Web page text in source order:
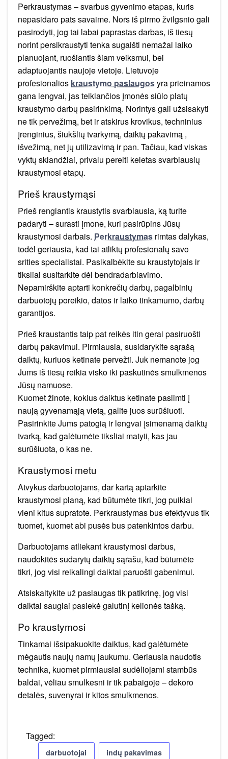
Perkraustymas – svarbus gyvenimo etapas, kuris
nepasidaro pats savaime. Nors iš pirmo žvilgsnio gali
pasirodyti, jog tai labai paprastas darbas, iš tiesų
norint persikraustyti tenka sugaišti nemažai laiko
planuojant, ruošiantis šiam veiksmui, bei
adaptuojantis naujoje vietoje. Lietuvoje
profesionalios kraustymo paslaugosyra prieinamos
gana lengvai, jas teikiančios įmonės siūlo platų
kraustymo darbų pasirinkimą. Norintys gali užsisakyti
ne tik pervežimą, bet ir atskirus krovikus, techninius
įrenginius, šiukšlių tvarkymą, daiktų pakavimą ,
išvežimą, net jų utilizavimą ir pan. Tačiau, kad viskas
vyktų sklandžiai, privalu pereiti keletas svarbiausių
kraustymosi etapų.
Prieš kraustymąsi
Prieš rengiantis kraustytis svarbiausia, ką turite
padaryti – surasti įmone, kuri pasirūpins Jūsų
kraustymosi darbais. Perkraustymas rimtas dalykas,
todėl geriausia, kad tai atliktų profesionalų savo
srities specialistai. Pasikalbėkite su kraustytojais ir
tiksliai susitarkite dėl bendradarbiavimo.
Nepamirškite aptarti konkrečių darbų, pagalbinių
darbuotojų poreikio, datos ir laiko tinkamumo, darbų
garantijos.
Prieš kraustantis taip pat reikės itin gerai pasiruošti
darbų pakavimui. Pirmiausia, susidarykite sąrašą
daiktų, kuriuos ketinate pervežti. Juk nemanote jog
Jums iš tiesų reikia visko iki paskutinės smulkmenos
Jūsų namuose.
Kuomet žinote, kokius daiktus ketinate pasiimti į
naują gyvenamąją vietą, galite juos surūšiuoti.
Pasirinkite Jums patogią ir lengvai įsimenamą daiktų
tvarką, kad galėtumėte tiksliai matyti, kas jau
surūšiuota, o kas ne.
Kraustymosi metu
Atvykus darbuotojams, dar kartą aptarkite
kraustymosi planą, kad būtumėte tikri, jog puikiai
vieni kitus supratote. Perkraustymas bus efektyvus tik
tuomet, kuomet abi pusės bus patenkintos darbu.
Darbuotojams atliekant kraustymosi darbus,
naudokitės sudarytų daiktų sąrašu, kad būtumėte
tikri, jog visi reikalingi daiktai paruošti gabenimui.
Atsiskaitykite už paslaugas tik patikrinę, jog visi
daiktai saugiai pasiekė galutinį kelionės tašką.
Po kraustymosi
Tinkamai išsipakuokite daiktus, kad galėtumėte
mėgautis naujų namų jaukumu. Geriausia naudotis
technika, kuomet pirmiausiai sudėliojami stambūs
baldai, vėliau smulkesni ir tik pabaigoje – dekoro
detalės, suvenyrai ir kitos smulkmenos.
Tagged:
darbuotojai indų pakavimas